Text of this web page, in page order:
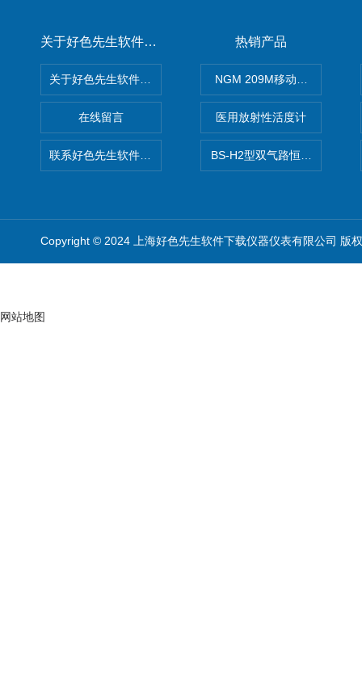
关于好色先生软件下载
在线留言
热销产品
NGM 209M移动式惰性气体
医用放射性活度计
BS-H2型双气路恒流大气采样
Copyright © 2024 上海好色先生软件下载仪器仪表有限公司 版
网站地图